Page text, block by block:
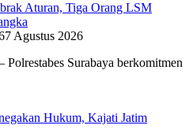
Aturan, Tiga Orang LSM
7 Agustus 2026
Surabaya berkomitmen
Hukum, Kajati Jatim